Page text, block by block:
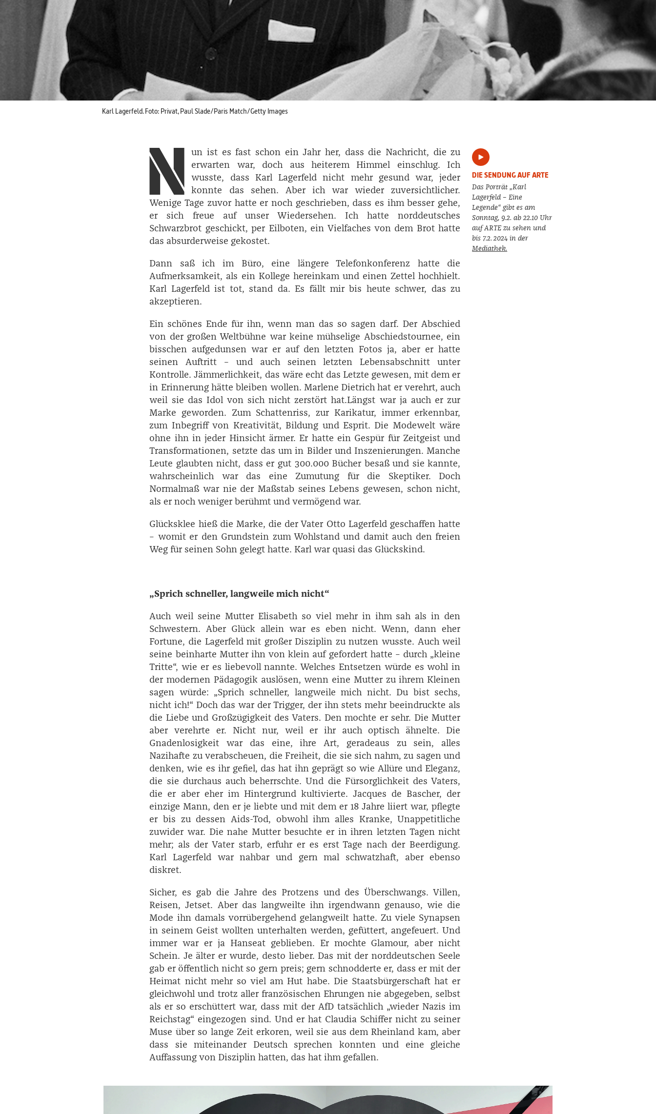
Karl Lagerfeld. Foto: Privat, Paul Slade/Paris Match/Getty Images
N un ist es fast schon ein Jahr her, dass die Nachricht, die zu
erwarten war, doch aus heiterem Himmel einschlug. Ich
wusste, dass Karl ­Lagerfeld nicht mehr gesund war, jeder
konnte das sehen. Aber ich war wieder zuversichtlicher.
Wenige Tage zuvor hatte er noch geschrieben, dass es ihm besser gehe,
er sich freue auf unser Wiedersehen. Ich hatte norddeutsches
Schwarzbrot geschickt, per Eilboten, ein Vielfaches von dem Brot hatte
das absurderweise gekostet.
Dann saß ich im Büro, eine längere Telefonkonferenz hatte die
Aufmerksamkeit, als ein Kollege hereinkam und einen Zettel hochhielt.
Karl Lagerfeld ist tot, stand da. Es fällt mir bis heute schwer, das zu
akzeptieren.
Ein schönes Ende für ihn, wenn man das so sagen darf. Der Abschied
von der großen Weltbühne war keine mühselige Abschiedstournee, ein
bisschen aufgedunsen war er auf den letzten Fotos ja, aber er hatte
seinen Auftritt – und auch seinen letzten Lebensabschnitt unter
Kontrolle. Jämmerlichkeit, das wäre echt das Letzte gewesen, mit dem er
in Erinnerung hätte bleiben wollen. ­Marlene ­Dietrich hat er verehrt, auch
weil sie das Idol von sich nicht zerstört hat.Längst war ja auch er zur
Marke geworden. Zum Schattenriss, zur Karikatur, immer erkennbar,
zum Inbegriff von Kreativität, Bildung und Esprit. Die Modewelt wäre
ohne ihn in jeder Hinsicht ärmer. Er hatte ein Gespür für Zeitgeist und
Transformationen, setzte das um in Bilder und Inszenierungen. Manche
Leute glaubten nicht, dass er gut 300.000 Bücher besaß und sie kannte,
wahrscheinlich war das eine Zumutung für die Skeptiker. Doch
Normalmaß war nie der Maßstab seines Lebens gewesen, schon nicht,
als er noch weniger berühmt und vermögend war.
Glücksklee hieß die Marke, die der Vater Otto ­Lagerfeld geschaffen hatte
– womit er den Grundstein zum Wohlstand und damit auch den freien
Weg für seinen Sohn gelegt hatte. Karl war quasi das Glückskind.
DIE SENDUNG AUF ARTE
Das Porträt „Karl
Lagerfeld – Eine
Legende“ gibt es am
Sonntag, 9.2. ab 22.10 Uhr
auf ARTE zu sehen und
bis 7.2. 2024 in der
Mediathek.
„Sprich schneller, langweile mich nicht“
Auch weil seine Mutter Elisabeth so viel mehr in ihm sah als in den
Schwestern. Aber Glück allein war es eben nicht. Wenn, dann eher
Fortune, die ­Lagerfeld mit großer Disziplin zu nutzen wusste. Auch weil
seine beinharte Mutter ihn von klein auf gefordert hatte – durch „kleine
Tritte“, wie er es liebevoll nannte. Welches Entsetzen würde es wohl in
der modernen Pädagogik auslösen, wenn eine Mutter zu ihrem Kleinen
sagen würde: „Sprich schneller, langweile mich nicht. Du bist sechs,
nicht ich!“ Doch das war der Trigger, der ihn stets mehr beeindruckte als
die Liebe und Großzügigkeit des Vaters. Den mochte er sehr. Die Mutter
aber verehrte er. Nicht nur, weil er ihr auch optisch ähnelte. Die
Gnadenlosigkeit war das eine, ihre Art, geradeaus zu sein, alles
Nazihafte zu verabscheuen, die Freiheit, die sie sich nahm, zu sagen und
denken, wie es ihr gefiel, das hat ihn geprägt so wie Allüre und Eleganz,
die sie durchaus auch beherrschte. Und die Fürsorglichkeit des Vaters,
die er aber eher im Hintergrund kultivierte. ­Jacques de ­Bascher, der
einzige Mann, den er je liebte und mit dem er 18 Jahre liiert war, pflegte
er bis zu dessen Aids-Tod, obwohl ihm alles Kranke, Unappetitliche
zuwider war. Die nahe Mutter besuchte er in ihren letzten Tagen nicht
mehr; als der Vater starb, erfuhr er es erst Tage nach der Beerdigung.
Karl ­Lagerfeld war nahbar und gern mal schwatzhaft, aber ebenso
diskret.
Sicher, es gab die Jahre des Protzens und des Überschwangs. Villen,
Reisen, Jetset. Aber das langweilte ihn irgendwann genauso, wie die
Mode ihn damals vorrübergehend gelangweilt hatte. Zu viele Synapsen
in seinem Geist wollten unterhalten werden, gefüttert, angefeuert. Und
immer war er ja Hanseat geblieben. Er mochte Glamour, aber nicht
Schein. Je älter er wurde, desto lieber. Das mit der norddeutschen Seele
gab er öffentlich nicht so gern preis; gern schnodderte er, dass er mit der
Heimat nicht mehr so viel am Hut habe. Die Staatsbürgerschaft hat er
gleichwohl und trotz aller französischen Ehrungen nie abgegeben, selbst
als er so erschüttert war, dass mit der AfD tatsächlich „wieder Nazis im
Reichstag“ eingezogen sind. Und er hat ­Claudia Schiffer nicht zu seiner
Muse über so lange Zeit erkoren, weil sie aus dem Rheinland kam, aber
dass sie miteinander Deutsch sprechen konnten und eine gleiche
Auffassung von Disziplin hatten, das hat ihm gefallen.